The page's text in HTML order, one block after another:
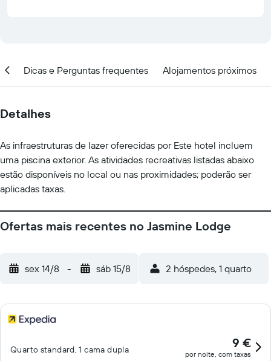
Dicas e Perguntas frequentes Alojamentos próximos
Detalhes
As infraestruturas de lazer oferecidas por Este hotel incluem
uma piscina exterior. As atividades recreativas listadas abaixo
estão disponíveis no local ou nas proximidades; poderão ser
aplicadas taxas.
Ofertas mais recentes no Jasmine Lodge
sex 14/8 - sáb 15/8 2 hóspedes, 1 quarto
Quarto standard, 1 cama dupla 9 €
por noite, com taxas